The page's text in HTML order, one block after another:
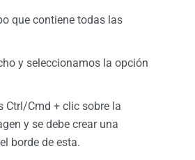
que contiene todas las
y seleccionamos la opción
Ctrl/Cmd + clic sobre la
y se debe crear una
borde de esta.